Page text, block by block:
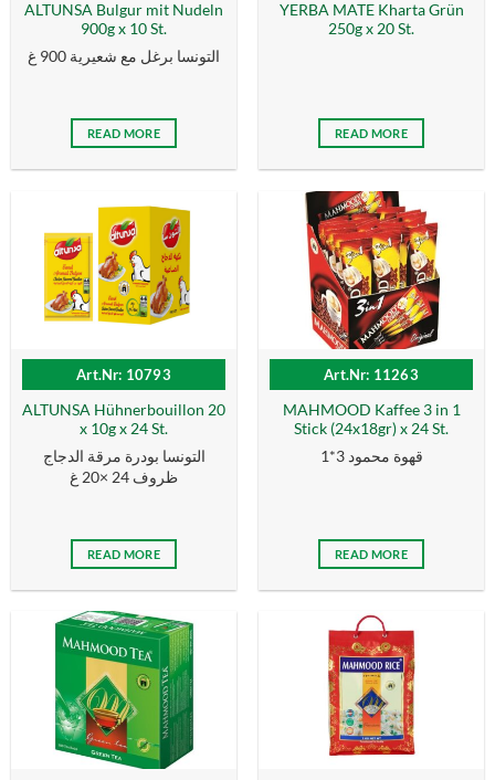
ALTUNSA Bulgur mit Nudeln
900g x 10 St.
التونسا برغل مع شعيرية 900 غ
READ MORE
YERBA MATE Kharta Grün
250g x 20 St.
READ MORE
Art.Nr: 10793
ALTUNSA Hühnerbouillon 20
x 10g x 24 St.
التونسا بودرة مرقة الدجاج
ظروف 24 ×20 غ
READ MORE
Art.Nr: 11263
MAHMOOD Kaffee 3 in 1
Stick (24x18gr) x 24 St.
قهوة محمود 3*1
READ MORE